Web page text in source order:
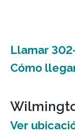
Llamar
Cómo
Ver